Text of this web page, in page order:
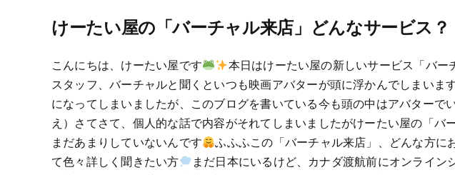
けーたい屋の「バーチャル来店」どんなサービス？
こんにちは、けーたい屋です 本日はけーたい屋の新しいサービス「バ
スタッフ、バーチャルと聞くといつも映画アバターが頭に浮かんでしまいま
になってしまいましたが、このブログを書いている今も頭の中はアバターで
え）さてさて、個人的な話で内容がそれてしまいましたがけーたい屋の「
まだあまりしていないんです
ふふふこの「バーチャル来店」、どんな方に
て色々詳しく聞きたい方
まだ日本にいるけど、カナダ渡航前にオンライ